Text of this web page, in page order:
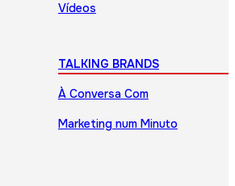
Vídeos
TALKING BRANDS
À Conversa Com
Marketing num Minuto